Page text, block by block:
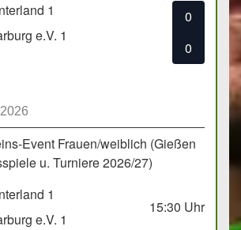
1
e.V. 1
0
0
Event Frauen/weiblich (Gießen
u. Turniere 2026/27)
1
e.V. 1
15:30 Uhr